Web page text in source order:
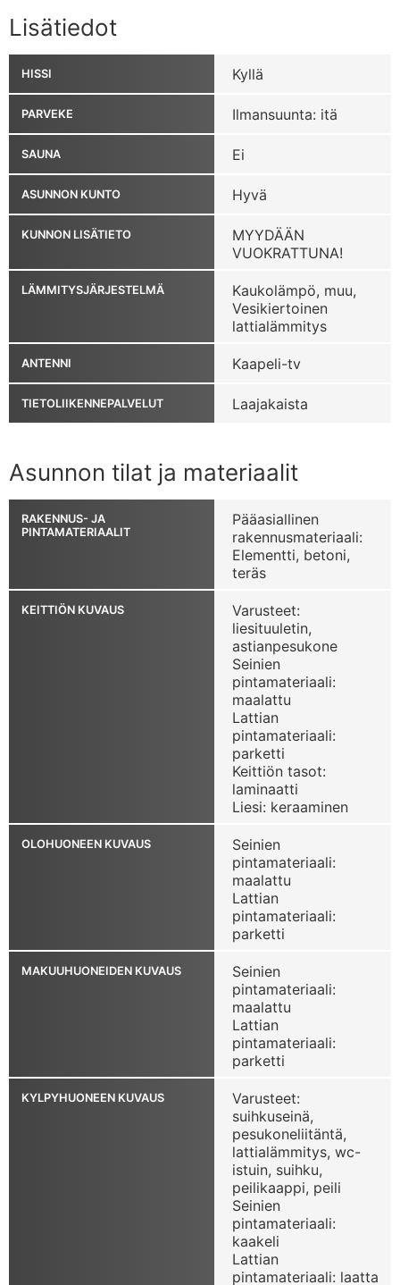
Lisätiedot
HISSI Kyllä
PARVEKE Ilmansuunta: itä
SAUNA Ei
ASUNNON KUNTO Hyvä
KUNNON LISÄTIETO
MYYDÄÄN
VUOKRATTUNA!
LÄMMITYSJÄRJESTELMÄ
Kaukolämpö, muu,
Vesikiertoinen
lattialämmitys
ANTENNI Kaapeli-tv
TIETOLIIKENNEPALVELUT Laajakaista
Asunnon tilat ja materiaalit
RAKENNUS- JA
PINTAMATERIAALIT
Pääasiallinen
rakennusmateriaali:
Elementti, betoni,
teräs
KEITTIÖN KUVAUS
Varusteet:
liesituuletin,
astianpesukone
Seinien
pintamateriaali:
maalattu
Lattian
pintamateriaali:
parketti
Keittiön tasot:
laminaatti
Liesi: keraaminen
OLOHUONEEN KUVAUS
Seinien
pintamateriaali:
maalattu
Lattian
pintamateriaali:
parketti
MAKUUHUONEIDEN KUVAUS
Seinien
pintamateriaali:
maalattu
Lattian
pintamateriaali:
parketti
KYLPYHUONEEN KUVAUS
Varusteet:
suihkuseinä,
pesukoneliitäntä,
lattialämmitys, wc-
istuin, suihku,
peilikaappi, peili
Seinien
pintamateriaali:
kaakeli
Lattian
pintamateriaali: laatta